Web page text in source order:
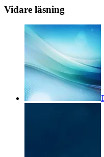
Vidare läsning